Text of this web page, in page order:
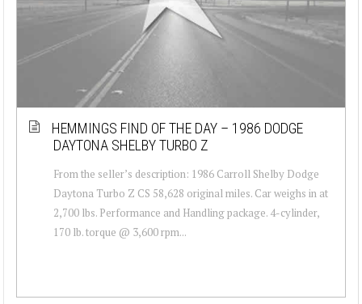
HEMMINGS FIND OF THE DAY – 1986 DODGE
DAYTONA SHELBY TURBO Z
From the seller’s description: 1986 Carroll Shelby Dodge
Daytona Turbo Z CS 58,628 original miles. Car weighs in at
2,700 lbs. Performance and Handling package. 4-cylinder,
170 lb. torque @ 3,600 rpm...